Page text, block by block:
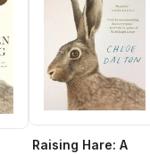
Raising Hare: A